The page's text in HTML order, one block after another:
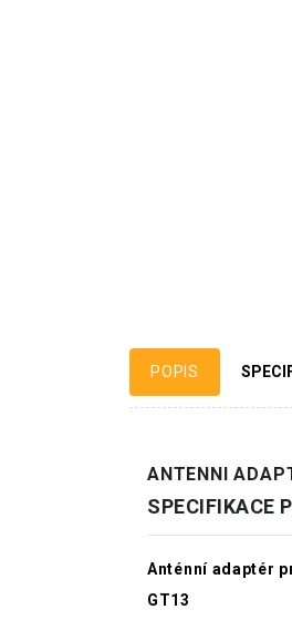
POPIS
ANTENNI
SPECIFIKACE
Anténní adaptér
GT13